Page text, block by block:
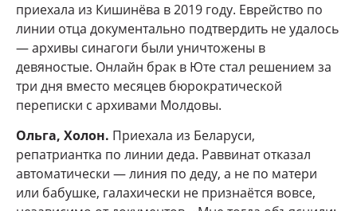
приехала из Кишинёва в 2019 году. Еврейство по
линии отца документально подтвердить не удалось
— архивы синагоги были уничтожены в
девяностые. Онлайн брак в Юте стал решением за
три дня вместо месяцев бюрократической
переписки с архивами Молдовы.
Ольга, Холон. Приехала из Беларуси,
репатриантка по линии деда. Раввинат отказал
автоматически — линия по деду, а не по матери
или бабушке, галахически не признаётся вовсе,